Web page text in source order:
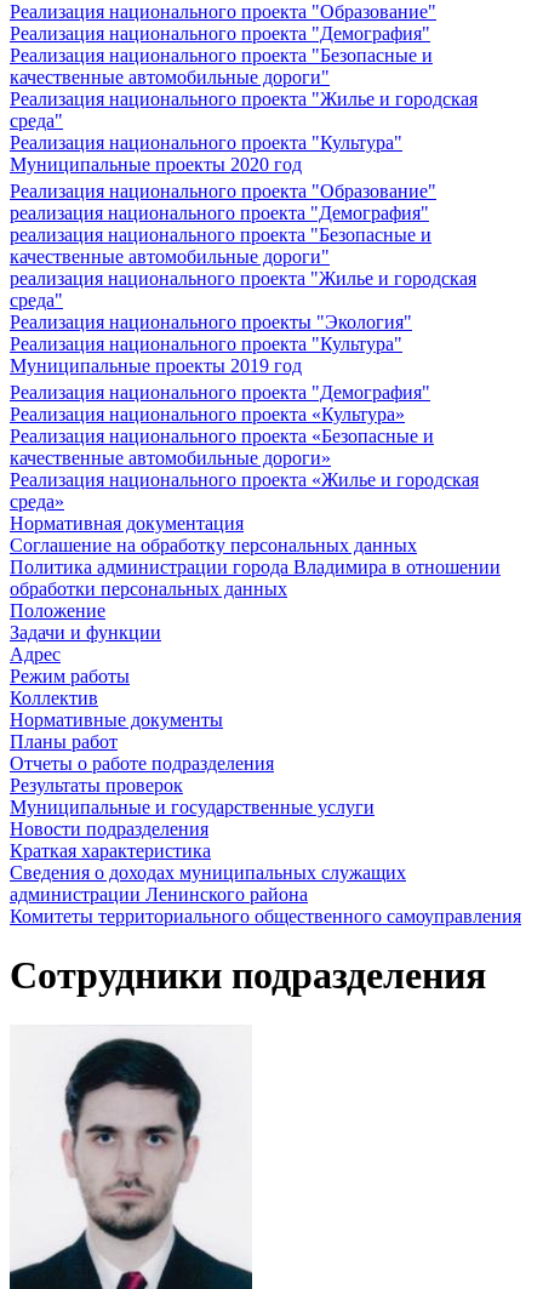
Реализация национального проекта "Образование"
Реализация национального проекта "Демография"
Реализация национального проекта "Безопасные и
качественные автомобильные дороги"
Реализация национального проекта "Жилье и городская
среда"
Реализация национального проекта "Культура"
Муниципальные проекты 2020 год
Реализация национального проекта "Образование"
реализация национального проекта "Демография"
реализация национального проекта "Безопасные и
качественные автомобильные дороги"
реализация национального проекта "Жилье и городская
среда"
Реализация национального проекты "Экология"
Реализация национального проекта "Культура"
Муниципальные проекты 2019 год
Реализация национального проекта "Демография"
Реализация национального проекта «Культура»
Реализация национального проекта «Безопасные и
качественные автомобильные дороги»
Реализация национального проекта «Жилье и городская
среда»
Нормативная документация
Соглашение на обработку персональных данных
Политика администрации города Владимира в отношении
обработки персональных данных
Положение
Задачи и функции
Адрес
Режим работы
Коллектив
Нормативные документы
Планы работ
Отчеты о работе подразделения
Результаты проверок
Муниципальные и государственные услуги
Новости подразделения
Краткая характеристика
Сведения о доходах муниципальных служащих
администрации Ленинского района
Комитеты территориального общественного самоуправления
Сотрудники подразделения